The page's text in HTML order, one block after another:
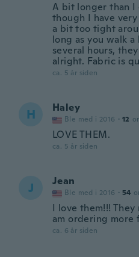
A bit longer than I
though I have
a bit too tight
long as you walk
several hours,
alright. Fabric is
ca. 5 år siden
H Haley
Ble med i 2016 · 12
LOVE THEM.
ca. 5 år siden
J Jean
Ble med i 2016 · 54
I love them!!!
am ordering more
ca. 6 år siden